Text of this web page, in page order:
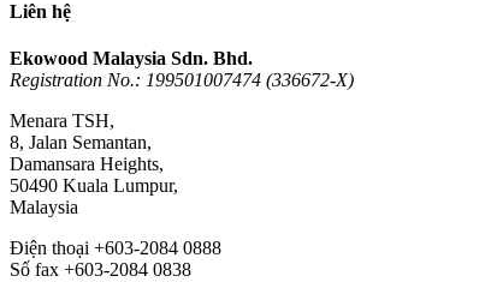
Liên hệ
Ekowood Malaysia Sdn. Bhd.
Registration No.: 199501007474 (336672-X)
Menara TSH,
8, Jalan Semantan,
Damansara Heights,
50490 Kuala Lumpur,
Malaysia
Điện thoại +603-2084 0888
Số fax +603-2084 0838